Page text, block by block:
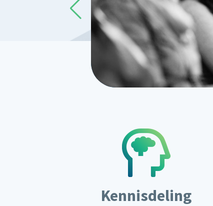
Kennisdeling